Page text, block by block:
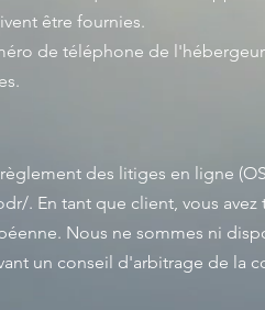
être fournies.
de téléphone de
des litiges en ligne
. En tant que client, vous
Nous ne sommes ni
un conseil d'arbitrage de la